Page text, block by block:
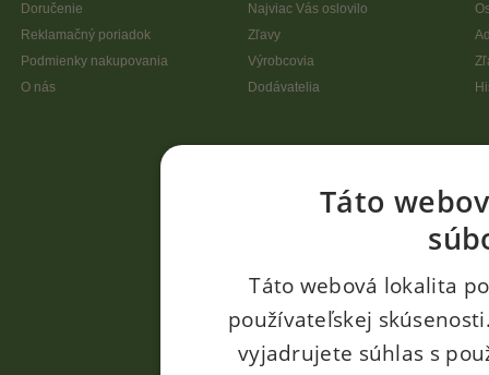
Doručenie
Reklamačný poriadok
Podmienky nakupovania
O nás
Najviac Vás oslovilo
Zľavy
Výrobcovia
Dodávatelia
Táto
Táto webová lokalita
používateľskej
vyjadrujete súhlas s